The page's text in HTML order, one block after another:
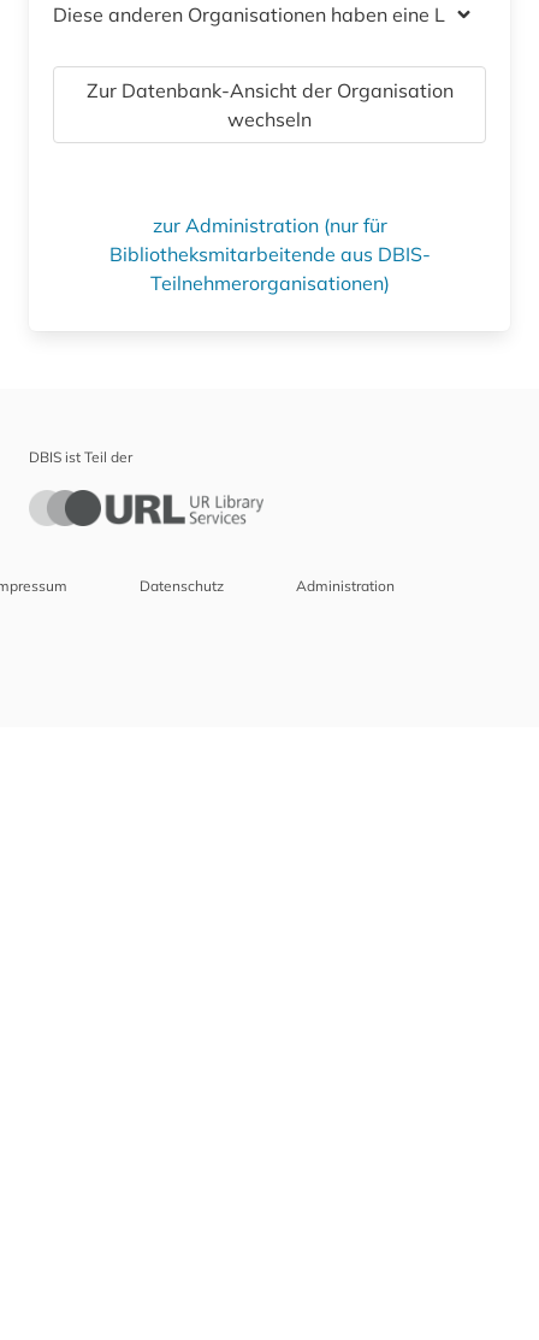
Diese anderen Organisationen haben eine Lizenz
Zur Datenbank-Ansicht der Organisation
wechseln
zur Administration (nur für
Bibliotheksmitarbeitende aus DBIS-
Teilnehmerorganisationen)
DBIS ist Teil der
Datenschutz Administration